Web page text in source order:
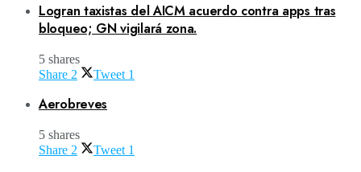
Logran taxistas del AICM acuerdo contra apps tras
bloqueo; GN vigilará zona.
5 shares
Share 2 Tweet 1
Aerobreves
5 shares
Share 2 Tweet 1